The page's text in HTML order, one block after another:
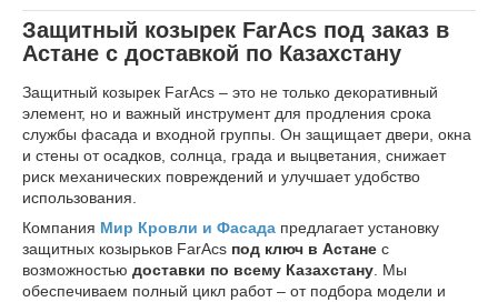
Защитный козырек FarAcs под заказ в
Астане с доставкой по Казахстану
Защитный козырек FarAcs – это не только декоративный
элемент, но и важный инструмент для продления срока
службы фасада и входной группы. Он защищает двери, окна
и стены от осадков, солнца, града и выцветания, снижает
риск механических повреждений и улучшает удобство
использования.
Компания Мир Кровли и Фасада предлагает установку
защитных козырьков FarAcs под ключ в Астане с
возможностью доставки по всему Казахстану. Мы
обеспечиваем полный цикл работ – от подбора модели и